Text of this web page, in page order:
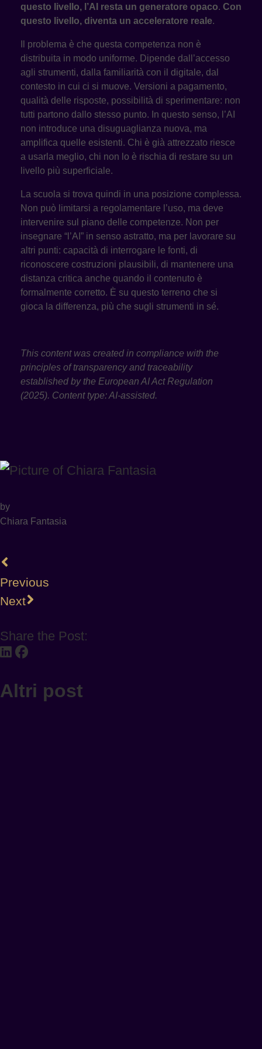
questo livello, l’AI resta un generatore opaco. Con
questo livello, diventa un acceleratore reale.
Il problema è che questa competenza non è
distribuita in modo uniforme. Dipende dall’accesso
agli strumenti, dalla familiarità con il digitale, dal
contesto in cui ci si muove. Versioni a pagamento,
qualità delle risposte, possibilità di sperimentare: non
tutti partono dallo stesso punto. In questo senso, l’AI
non introduce una disuguaglianza nuova, ma
amplifica quelle esistenti. Chi è già attrezzato riesce
a usarla meglio, chi non lo è rischia di restare su un
livello più superficiale.
La scuola si trova quindi in una posizione complessa.
Non può limitarsi a regolamentare l’uso, ma deve
intervenire sul piano delle competenze. Non per
insegnare “l’AI” in senso astratto, ma per lavorare su
altri punti: capacità di interrogare le fonti, di
riconoscere costruzioni plausibili, di mantenere una
distanza critica anche quando il contenuto è
formalmente corretto. È su questo terreno che si
gioca la differenza, più che sugli strumenti in sé.
This content was created in compliance with the
principles of transparency and traceability
established by the European AI Act Regulation
(2025). Content type: AI-assisted.
by
Chiara Fantasia
Previous
Next
Share the Post:
Altri post